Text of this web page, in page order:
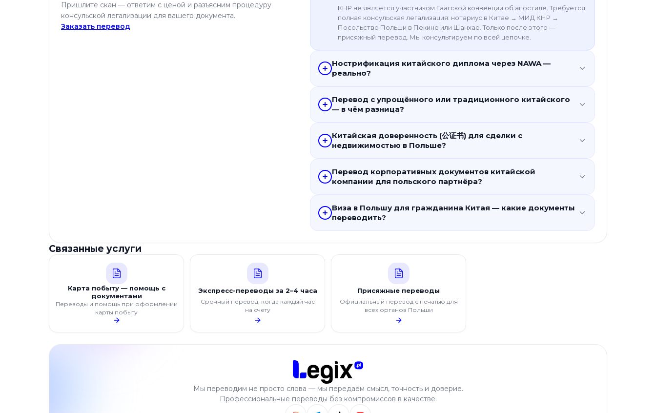
Пришлите скан — ответим с ценой и разъясним процедуру
консульской легализации для вашего документа.
Заказать перевод
КНР не является участником Гаагской конвенции об апостиле. Требуется
полная консульская легализация: нотариус в Китае → МИД КНР →
Посольство Польши в Пекине или Шанхае. Только после этого —
присяжный перевод. Мы консультируем по всей цепочке.
Нострификация китайского диплома через NAWA —
реально?
Перевод с упрощённого или традиционного китайского
— в чём разница?
Китайская доверенность (公证书) для сделки с
недвижимостью в Польше?
Перевод корпоративных документов китайской
компании для польского партнёра?
Виза в Польшу для гражданина Китая — какие документы
переводить?
Связанные услуги
Карта побыту — помощь с
документами
Переводы и помощь при оформлении
карты побыту
Экспресс-переводы за 2–4 часа
Срочный перевод, когда каждый час
на счету
Присяжные переводы
Официальный перевод с печатью для
всех органов Польши
Мы переводим не просто слова — мы передаём смысл, точность и доверие.
Профессиональные переводы без компромиссов в качестве.